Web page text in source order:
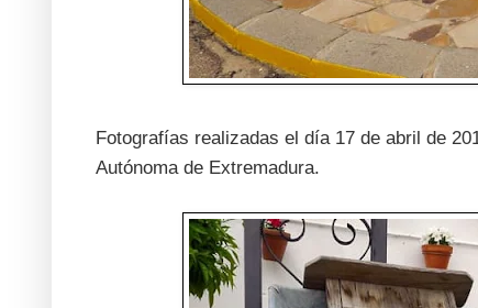
Fotografías realizadas el día 17 de abril de
Autónoma de Extremadura.